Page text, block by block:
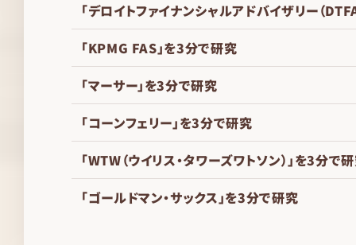
「デロイトファイナンシャルアドバイザリー（
「KPMG FAS」を3分で研究
「マーサー」を3分で研究
「コーンフェリー」を3分で研究
「WTW（ウイリス・タワーズワトソン）」を3分で
「ゴールドマン・サックス」を3分で研究